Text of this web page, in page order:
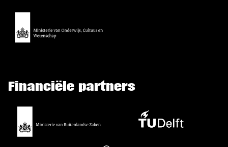
Financiële partners